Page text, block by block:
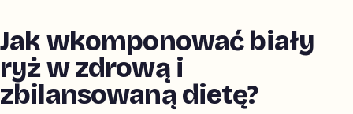
Jak wkomponować biały
ryż w zdrową i
zbilansowaną dietę?